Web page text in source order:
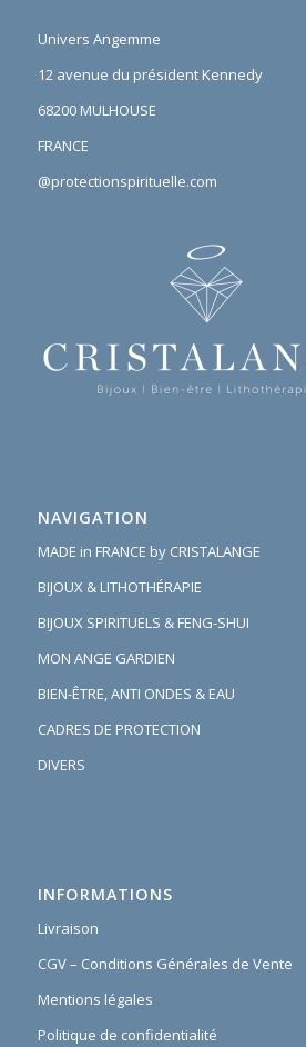
Univers Angemme
12 avenue du président Kennedy
68200 MULHOUSE
FRANCE
@protectionspirituelle.com
NAVIGATION
MADE in FRANCE by CRISTALANGE
BIJOUX & LITHOTHÉRAPIE
BIJOUX SPIRITUELS & FENG-SHUI
MON ANGE GARDIEN
BIEN-ÊTRE, ANTI ONDES & EAU
CADRES DE PROTECTION
DIVERS
INFORMATIONS
Livraison
CGV – Conditions Générales de Vente
Mentions légales
Politique de confidentialité